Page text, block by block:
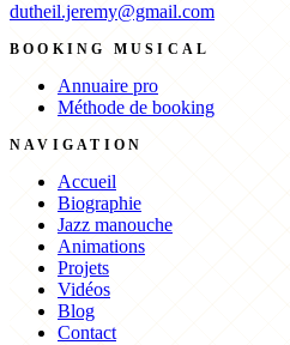
dutheil.jeremy@gmail.com
BOOKING MUSICAL
Annuaire pro
Méthode de booking
NAVIGATION
Accueil
Biographie
Jazz manouche
Animations
Projets
Vidéos
Blog
Contact